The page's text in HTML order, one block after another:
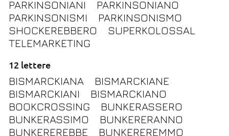
PARKINSONIANI
PARKINSONIANO
PARKINSONISMI
PARKINSONISMO
SHOCKEREBBERO
SUPERKOLOSSAL
TELEMARKETING
12 lettere
BISMARCKIANA
BISMARCKIANE
BISMARCKIANI
BISMARCKIANO
BOOKCROSSING
BUNKERASSERO
BUNKERASSIMO
BUNKERERANNO
BUNKEREREBBE
BUNKEREREMMO